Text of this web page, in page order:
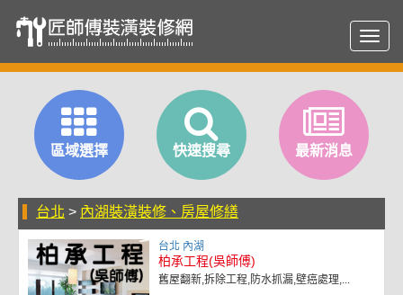
區域選擇 快速搜尋 最新消息
台北 > 內湖裝潢裝修、房屋修繕
台北 內湖
柏承工程(吳師傅)
舊屋翻新,拆除工程,防水抓漏,壁癌處理,...